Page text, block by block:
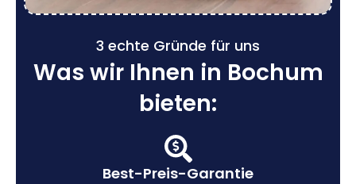
3 echte Gründe für uns
Was wir Ihnen in Bochum
bieten:
Best-Preis-Garantie